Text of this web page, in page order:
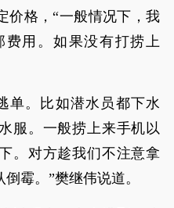
价格，“一般情况下，我
用。如果没有打捞上
单。比如潜水员都下水
服。一般捞上来手机以
。对方趁我们不注意拿
霉。”樊继伟说道。